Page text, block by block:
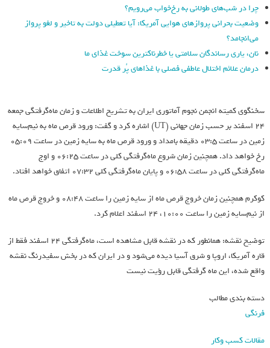
چرا در شب‌های طولانی به رخ‌خواب می‌رویم؟
وضعیت بحرانی پروازهای هوایی آمریکا: آیا تعطیلی دولت به تاخیر و لغو پرواز
می‌انجامد؟
نان، یاری رساندگان سلامتی یا خطرناکترین سوخت غذای ما
درمان علائم اختلال عاطفی فصلی با غذاهای پُر قدرت
سخنگوی کمیته انجمن نجوم آماتوری ایران به تشریح اطلاعات و زمان ماه‌گرفتگی جمعه
۲۴ اسفند بر حسب زمان جهانی (UT) اشاره کرد و گفت: ورود قرص ماه به نیم‌سایه
زمین در ساعت ۰۳:۵ دقیقه بامداد و ورود قرص ماه به سایه زمین در ساعت ۰۵:۰۹
رخ خواهد داد. همچنین زمان شروع ماه‌گرفتگی کلی در ساعت ۰۶:۲۵ و اوج
ماه‌گرفتگی کلی در ساعت ۰۶:۵۸ و پایان ماه‌گرفتگی کلی ۰۷:۳۲ اتفاق خواهد افتاد.
کوکرم همچنین زمان خروج قرص ماه از سایه زمین را ساعت ۰۸:۴۸ و خروج قرص ماه
از نیم‌سایه زمین را ساعت ۱۰:۰۰، ۲۴ اسفند اعلام کرد.
توضیح نقشه: همانطور که در نقشه قابل مشاهده است، ماه‌گرفتگی ۲۴ اسفند فقط از
قاره آمریکا، اروپا و شرق آسیا دیده می‌شود و در ایران که در بخش سفیدرنگ نقشه
واقع شده، این ماه گرفتگی قابل رؤیت نیست
دسته بندی مطالب
فرنگی
مقالات کسب وکار